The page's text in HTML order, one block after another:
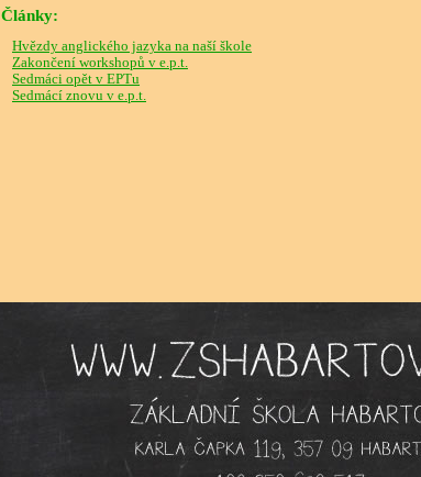
Články:
Hvězdy anglického jazyka na naší škole
Zakončení workshopů v e.p.t.
Sedmáci opět v EPTu
Sedmácí znovu v e.p.t.